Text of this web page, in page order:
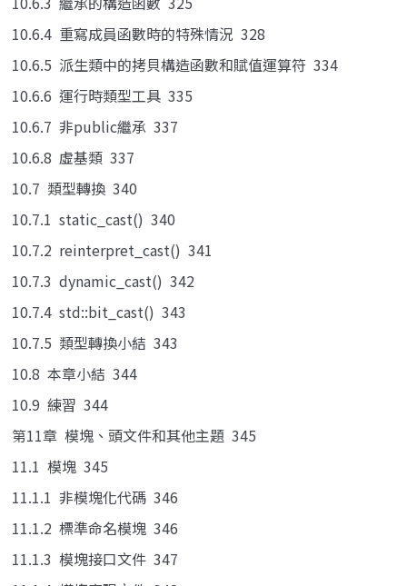
10.6.4 重寫成員函數時的特殊情況 328
10.6.5 派生類中的拷貝構造函數和賦值運算符 334
10.6.6 運行時類型工具 335
10.6.7 非public繼承 337
10.6.8 虛基類 337
10.7 類型轉換 340
10.7.1 static_cast() 340
10.7.2 reinterpret_cast() 341
10.7.3 dynamic_cast() 342
10.7.4 std::bit_cast() 343
10.7.5 類型轉換小結 343
10.8 本章小結 344
10.9 練習 344
第11章 模塊、頭文件和其他主題 345
11.1 模塊 345
11.1.1 非模塊化代碼 346
11.1.2 標準命名模塊 346
11.1.3 模塊接口文件 347